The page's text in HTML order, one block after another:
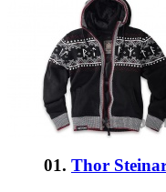
01. Thor